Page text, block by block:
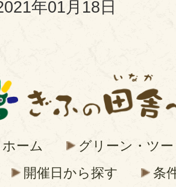
年01月18日
ホーム
グリーン・ツ
開催日から探す
条